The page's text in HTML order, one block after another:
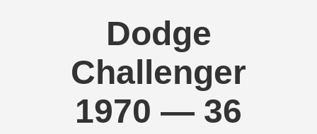
Dodge
Challenger
1970 — 36